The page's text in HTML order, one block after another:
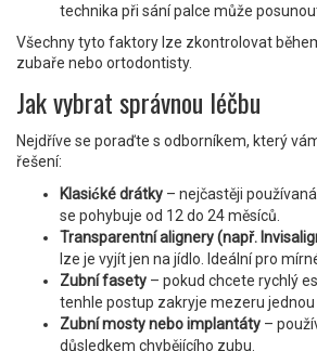
technika při sání palce může
Všechny tyto faktory lze zkontrolovat
zubaře nebo ortodontisty.
Jak vybrat správnou léčbu
Nejdříve se poraďte s odborníkem, který
řešení:
Klasićké drátky – nejčastěji
se pohybuje od 12 do 24 měsíců.
Transparentní alignery (např.
lze je vyjít jen na jídlo. Ideální pro
Zubní fasety – pokud chcete rychlý
tenhle postup zakryje mezeru jednou
Zubní mosty nebo implantáty –
důsledkem chybějícího zubu.